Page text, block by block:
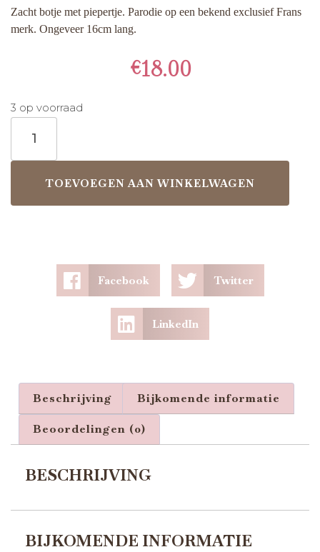
Zacht botje met piepertje. Parodie op een bekend exclusief Frans
merk. Ongeveer 16cm lang.
€18.00
3 op voorraad
TOEVOEGEN AAN WINKELWAGEN
Facebook Twitter
LinkedIn
Beschrijving Bijkomende informatie
Beoordelingen (0)
BESCHRIJVING
BIJKOMENDE INFORMATIE